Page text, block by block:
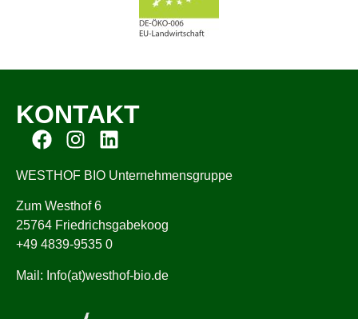
KONTAKT
WESTHOF BIO Unternehmensgruppe
Zum Westhof 6
25764 Friedrichsgabekoog
+49 4839-9535 0
Mail: Info(at)westhof-bio.de